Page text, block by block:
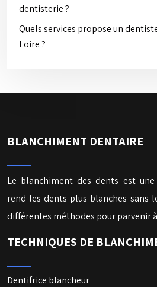
dentisterie ?
Quels services propose un
Loire ?
BLANCHIMENT DENTAIRE
Le blanchiment des dents est
rend les dents plus blanches sans
différentes méthodes pour parvenir
TECHNIQUES DE
Dentifrice blancheur